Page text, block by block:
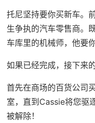
托尼坚持要你买新车。
生争执的汽车零售商。
车库里的机械师，他要
如果已经完成，接下来
首先在商场的百货公司
室，直到Cassie将您驱
被解除！